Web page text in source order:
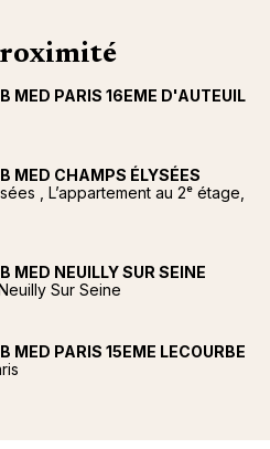
MED PARIS 16EME D'AUTEUIL
MED CHAMPS ÉLYSÉES
, L’appartement au 2ᵉ étage,
MED NEUILLY SUR SEINE
Sur Seine
MED PARIS 15EME LECOURBE